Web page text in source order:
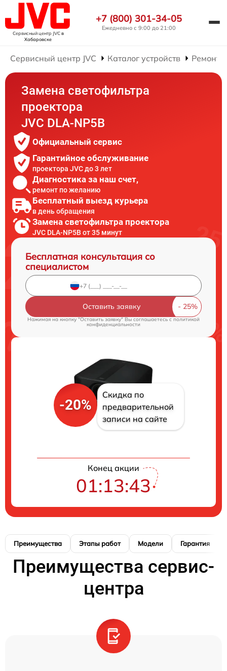
Сервисный центр JVCв
Хабаровске
+7 (800) 301-34-05
Ежедневно с 9:00 до 21:00
Сервисный центр JVC Каталог устройств Ремонт
Замена светофильтра
проектора
JVC DLA-NP5B
Официальный сервис
Гарантийное обслуживание
проектора JVC до 3 лет
Диагностика за наш счет,
ремонт по желанию
Бесплатный выезд курьера
в день обращения
Замена светофильтра проектора
JVC DLA-NP5B от 35 минут
Бесплатная консультация со
специалистом
Оставить заявку
Нажимая на кнопку "Оставить заявку" Вы соглашаетесь cполитикой
конфиденциальности
-20%
Скидка по
предварительной
записи на сайте
Конец акции
01:13:42
Преимущества Этапы работ Модели Гарантия
Преимущества сервис-
центра